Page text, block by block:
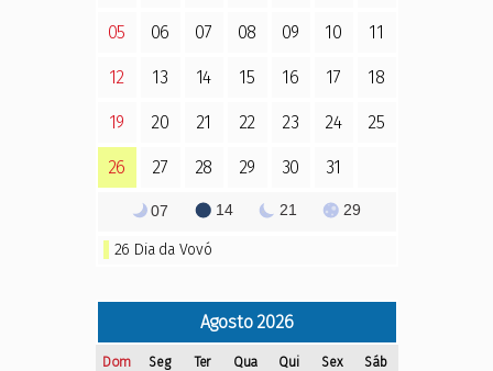
05 06 07 08 09 10 11
12 13 14 15 16 17 18
19 20 21 22 23 24 25
26 27 28 29 30 31
07 14 21 29
26 Dia da Vovó
Agosto2026
Dom Seg Ter Qua Qui Sex Sáb